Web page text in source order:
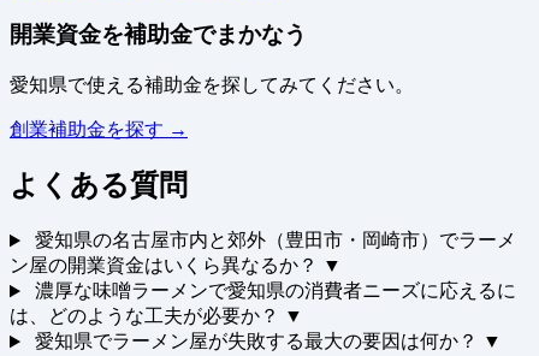
開業資金を補助金でまかなう
愛知県で使える補助金を探してみてください。
創業補助金を探す →
よくある質問
愛知県の名古屋市内と郊外（豊田市・岡崎市）でラーメ
ン屋の開業資金はいくら異なるか？
▼
濃厚な味噌ラーメンで愛知県の消費者ニーズに応えるに
は、どのような工夫が必要か？
▼
愛知県でラーメン屋が失敗する最大の要因は何か？
▼